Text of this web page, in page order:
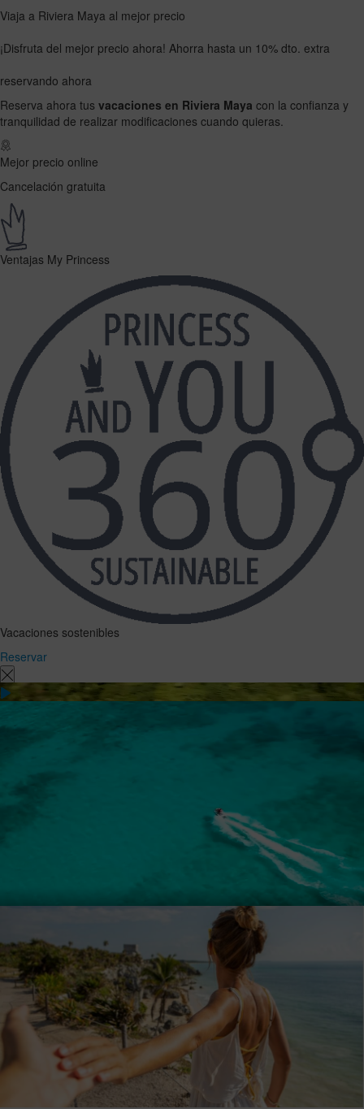
Viaja a Riviera Maya al mejor precio
¡Disfruta del mejor precio ahora! Ahorra hasta un 10% dto. extra
reservando ahora
Reserva ahora tus vacaciones en Riviera Maya con la confianza y
tranquilidad de realizar modificaciones cuando quieras.
Mejor precio online
Cancelación gratuita
Ventajas My Princess
Vacaciones sostenibles
Reservar